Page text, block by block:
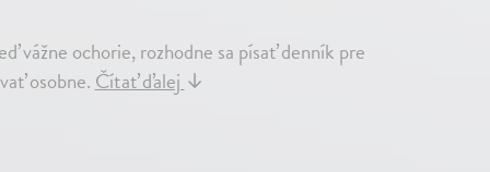
vážne ochorie, rozhodne sa písať denník pre
osobne.Čítať ďalej↓